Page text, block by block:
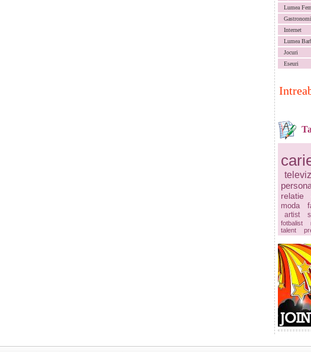
Lumea
Internet
Lumea
Jocuri
Eseuri
relatie
moda
artist
fotbalist
talent